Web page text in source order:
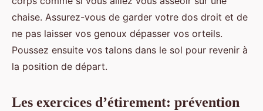
chaise. Assurez-vous de garder votre dos droit et de
ne pas laisser vos genoux dépasser vos orteils.
Poussez ensuite vos talons dans le sol pour revenir à
la position de départ.
Les exercices d’étirement: prévention